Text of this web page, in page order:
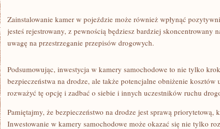
Zainstalowanie⁢ kamer w pojeździe może również wpłynąć
jesteś rejestrowany, z pewnością będziesz bardziej skoncentrowany
uwagę ‌na przestrzeganie przepisów drogowych.
Podsumowując, inwestycja w kamery samochodowe‌ to nie tylko​
bezpieczeństwa na ‌drodze, ale także​ potencjalne obniżenie⁤ kosztów
rozważyć tę opcję i zadbać o siebie⁣ i​ innych uczestników ruchu
Pamiętajmy, ⁣że ​bezpieczeństwo na drodze jest sprawą priorytetową,
Inwestowanie w kamery samochodowe ‌może‌ okazać się nie tylko